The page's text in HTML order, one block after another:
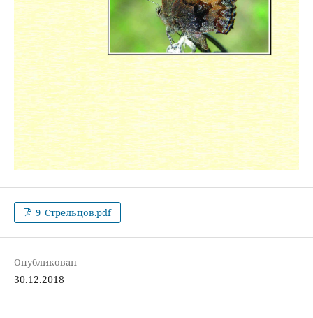
9_Стрельцов.pdf
Опубликован
30.12.2018